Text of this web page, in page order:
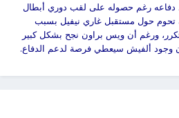
رغم حصوله على لقب دوري أبطال
حول مستقبل غاري نيفيل بسبب
ورغم أن ويس براون نجح بشكل كبير
وجود ألفيش سيعطي فرصة لدعم الدفاع.